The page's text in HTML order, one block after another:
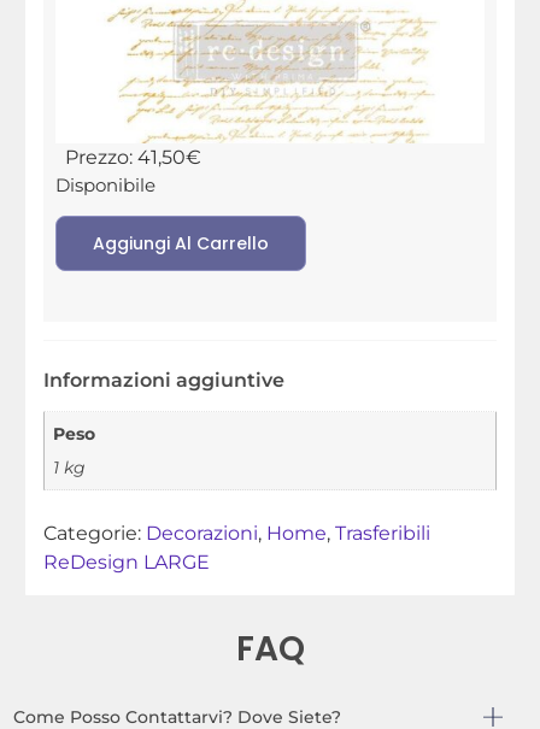
Prezzo: 41,50€
Disponibile
Aggiungi Al Carrello
Informazioni aggiuntive
Peso
1 kg
Categorie: Decorazioni, Home, Trasferibili
ReDesign LARGE
FAQ
Come Posso Contattarvi? Dove Siete?